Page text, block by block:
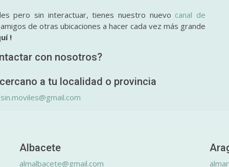
pero sin interactuar, tienes nuestro nuevo canal de
de otras ubicaciones a hacer cada vez más grande
!
con nosotros?
a tu localidad o provincia
Albacete
almalbacete@gmail.com